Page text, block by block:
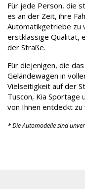
Für jede Person, die
es an der Zeit, ihre
Automatikgetriebe zu
erstklassige Qualität,
der Straße.
Für diejenigen, die
Geländewagen in
Vielseitigkeit auf der
Tuscon, Kia Sportage
von Ihnen entdeckt zu
* Die Automodelle sind